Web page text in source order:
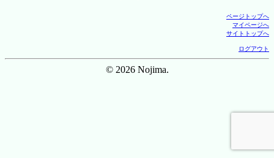
ページトップへ
マイページへ
サイトトップへ
ログアウト
© 2026 Nojima.